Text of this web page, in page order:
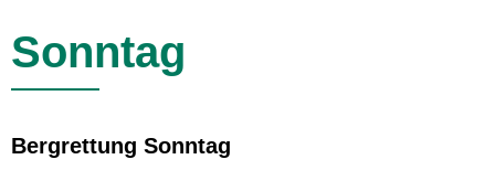
Sonntag
Bergrettung Sonntag